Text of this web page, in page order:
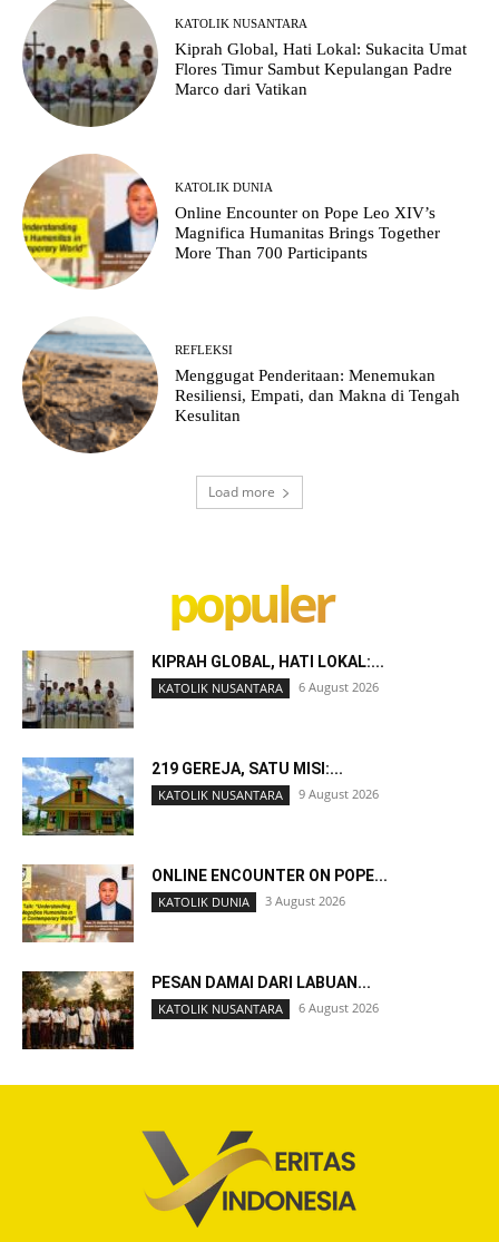
KATOLIK NUSANTARA
Kiprah Global, Hati Lokal: Sukacita Umat
Flores Timur Sambut Kepulangan Padre
Marco dari Vatikan
KATOLIK DUNIA
Online Encounter on Pope Leo XIV’s
Magnifica Humanitas Brings Together
More Than 700 Participants
REFLEKSI
Menggugat Penderitaan: Menemukan
Resiliensi, Empati, dan Makna di Tengah
Kesulitan
Load more
populer
KIPRAH GLOBAL, HATI LOKAL:...
KATOLIK NUSANTARA 6 August 2026
219 GEREJA, SATU MISI:...
KATOLIK NUSANTARA 9 August 2026
ONLINE ENCOUNTER ON POPE...
KATOLIK DUNIA 3 August 2026
PESAN DAMAI DARI LABUAN...
KATOLIK NUSANTARA 6 August 2026